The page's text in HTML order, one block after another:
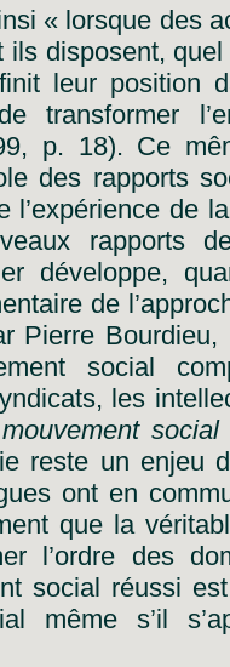
« lorsque des
ils disposent, quel
leur position
de transformer l’
p. 18). Ce
des rapports
l’expérience de la
rapports
développe,
de
Pierre Bourdieu,
social
les
mouvement social
reste un enjeu
ont en
que la
l’ordre des
social réussi est
même s’il